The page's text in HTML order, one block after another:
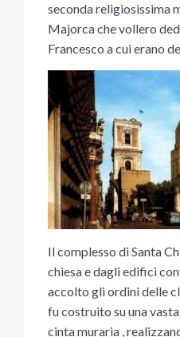
seconda religiosissima
Majorca che vollero
Francesco a cui erano
Il complesso di Santa
chiesa e dagli edifici
accolto gli ordini delle
fu costruito su una
cinta muraria ,